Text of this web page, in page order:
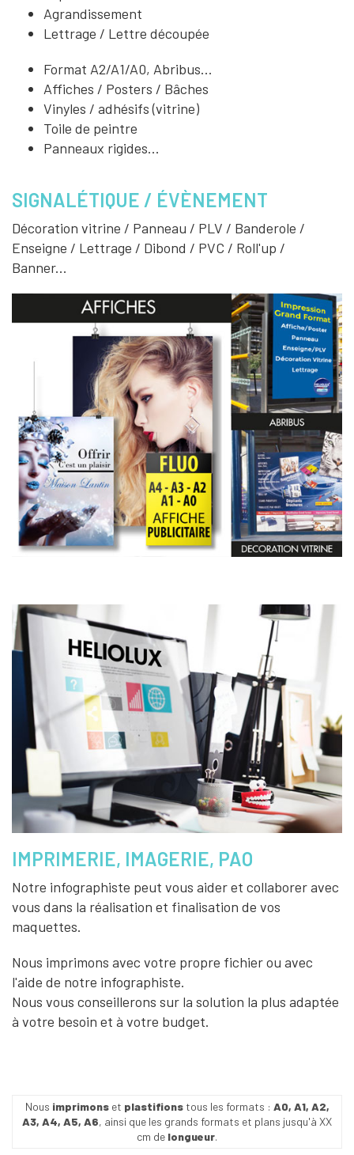
Agrandissement
Lettrage / Lettre découpée
Format A2/A1/A0, Abribus...
Affiches / Posters / Bâches
Vinyles / adhésifs (vitrine)
Toile de peintre
Panneaux rigides...
SIGNALÉTIQUE / ÉVÈNEMENT
Décoration vitrine / Panneau / PLV / Banderole /
Enseigne / Lettrage / Dibond / PVC / Roll'up /
Banner...
IMPRIMERIE, IMAGERIE, PAO
Notre infographiste peut vous aider et collaborer avec
vous dans la réalisation et finalisation de vos
maquettes.
Nous imprimons avec votre propre fichier ou avec
l'aide de notre infographiste.
Nous vous conseillerons sur la solution la plus adaptée
à votre besoin et à votre budget.
Nous imprimonset plastifionstous les formats : A0, A1, A2,
A3, A4, A5, A6, ainsi que les grands formats et plans jusqu'à XX
cm de longueur.